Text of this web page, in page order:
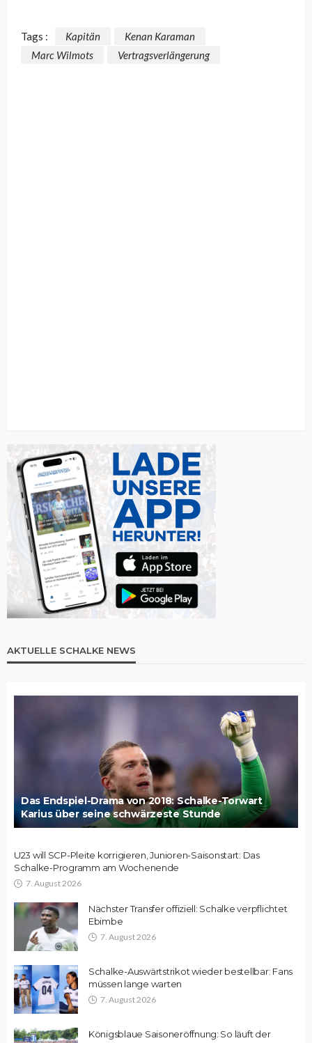
Tags : Kapitän
Kenan Karaman
Marc Wilmots
Vertragsverlängerung
AKTUELLE SCHALKE NEWS
Das Endspiel-Drama von 2018: Schalke-Torwart
Karius über seine schwärzeste Stunde
U23 will SCP-Pleite korrigieren, Junioren-Saisonstart: Das
Schalke-Programm am Wochenende
7. August 2026
Nächster Transfer offiziell: Schalke verpflichtet
Ebimbe
7. August 2026
Schalke-Auswärtstrikot wieder bestellbar: Fans
müssen lange warten
7. August 2026
Königsblaue Saisoneröffnung: So läuft der